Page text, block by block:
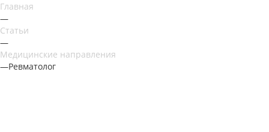
Главная
—
Статьи
—
Медицинские направления
—Ревматолог